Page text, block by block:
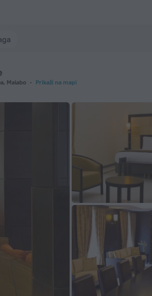
Malabo
Prikaži na mapi
odmah preko ZenHotels.com